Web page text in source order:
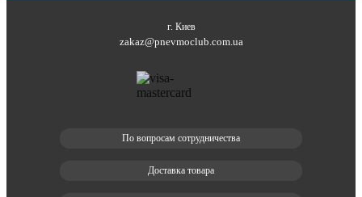
г. Киев
zakaz@pnevmoclub.com.ua
По вопросам сотрудничества
Доставка товара